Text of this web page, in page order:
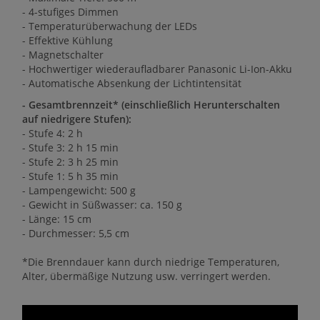
- 4-stufiges Dimmen
- Temperaturüberwachung der LEDs
- Effektive Kühlung
- Magnetschalter
- Hochwertiger wiederaufladbarer Panasonic Li-Ion-Akku
- Automatische Absenkung der Lichtintensität
- Gesamtbrennzeit* (einschließlich Herunterschalten
auf niedrigere Stufen):
- Stufe 4: 2 h
- Stufe 3: 2 h 15 min
- Stufe 2: 3 h 25 min
- Stufe 1: 5 h 35 min
- Lampengewicht: 500 g
- Gewicht in Süßwasser: ca. 150 g
- Länge: 15 cm
- Durchmesser: 5,5 cm
*Die Brenndauer kann durch niedrige Temperaturen,
Alter, übermäßige Nutzung usw. verringert werden.